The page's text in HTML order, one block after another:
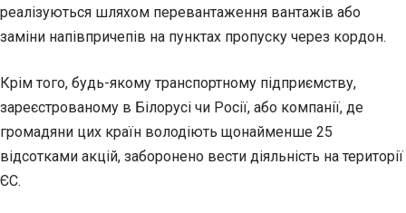
реалізуються шляхом перевантаження вантажів або
заміни напівпричепів на пунктах пропуску через кордон.
Крім того, будь-якому транспортному підприємству,
зареєстрованому в Білорусі чи Росії, або компанії, де
громадяни цих країн володіють щонайменше 25
відсотками акцій, заборонено вести діяльність на території
ЄС.